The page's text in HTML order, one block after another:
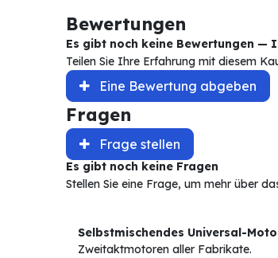
Bewertungen
Es gibt noch keine Bewertungen —
Teilen Sie Ihre Erfahrung mit diesem
Eine Bewertung abgeben
Fragen
Frage stellen
Es gibt noch keine Fragen
Stellen Sie eine Frage, um mehr über
Selbstmischendes Universal-
Zweitaktmotoren aller Fabrikate.